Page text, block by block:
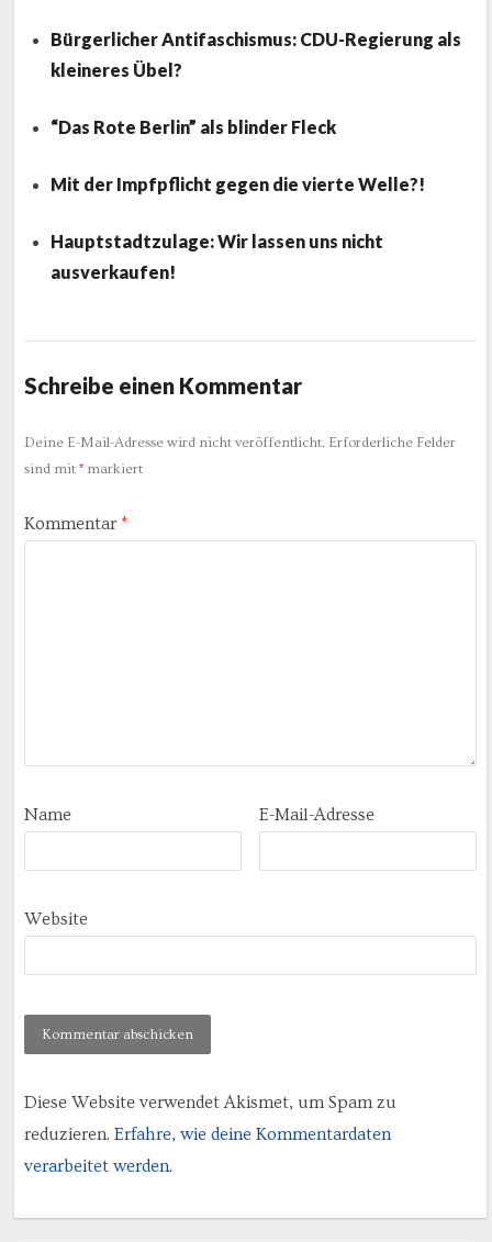
Bürgerlicher Antifaschismus: CDU-Regierung als
kleineres Übel?
“Das Rote Berlin” als blinder Fleck
Mit der Impfpflicht gegen die vierte Welle?!
Hauptstadtzulage: Wir lassen uns nicht
ausverkaufen!
Schreibe einen Kommentar
Deine E-Mail-Adresse wird nicht veröffentlicht. Erforderliche Felder
sind mit *markiert
Kommentar *
Name E-Mail-Adresse
Website
Diese Website verwendet Akismet, um Spam zu
reduzieren. Erfahre, wie deine Kommentardaten
verarbeitet werden.